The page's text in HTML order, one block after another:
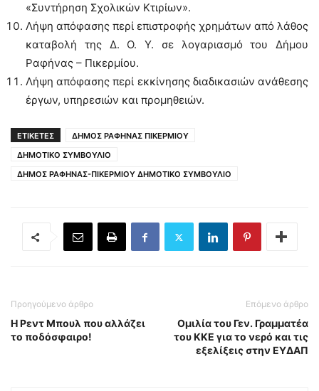
«Συντήρηση Σχολικών Κτιρίων».
Λήψη απόφασης περί επιστροφής χρημάτων από λάθος
καταβολή της Δ. Ο. Υ. σε λογαριασμό του Δήμου
Ραφήνας – Πικερμίου.
Λήψη απόφασης περί εκκίνησης διαδικασιών ανάθεσης
έργων, υπηρεσιών και προμηθειών.
ΕΤΙΚΕΤΕΣ
ΔΗΜΟΣ ΡΑΦΗΝΑΣ ΠΙΚΕΡΜΙΟΥ
ΔΗΜΟΤΙΚΟ ΣΥΜΒΟΥΛΙΟ
ΔΗΜΟΣ ΡΑΦΗΝΑΣ-ΠΙΚΕΡΜΙΟΥ ΔΗΜΟΤΙΚΟ ΣΥΜΒΟΥΛΙΟ
Προηγούμενο άρθρο
Η Ρεντ Μπουλ που αλλάζει
το ποδόσφαιρο!
Επόμενο άρθρο
Ομιλία του Γεν. Γραμματέα
του ΚΚΕ για το νερό και τις
εξελίξεις στην ΕΥΔΑΠ